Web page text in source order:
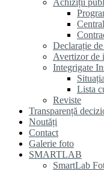
Achiziții
Declarație
Avertizor de
Integrigate
Lista
Reviste
Transparență
Noutăți
Contact
Galerie foto
SMARTLAB
SmartLab